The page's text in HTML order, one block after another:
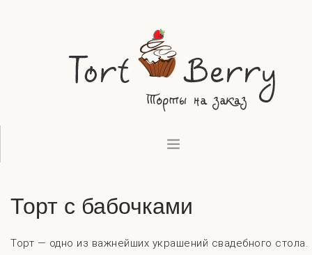
КОНТАКТЫ
Торт с бабочками
Торт — одно из важнейших украшений свадебного стола.